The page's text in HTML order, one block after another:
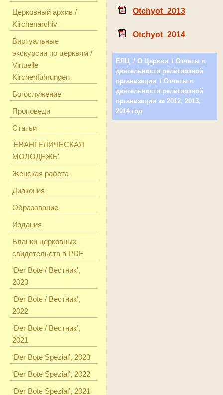
Церковный архив /
Kirchenarchiv
Виртуальные
экскурсии по церквям /
Virtuelle
Kirchenführungen
Богослужение
Проповеди
Статьи
'ЕВАНГЕЛИЧЕСКАЯ
МОЛОДЕЖЬ'
Женская работа
Диакония
Образование
Издания
Бланки церковных
свидетельств в PDF
'Der Bote / Вестник',
2023
'Der Bote / Вестник',
2022
'Der Bote / Вестник',
2021
'Der Bote Spezial', 2023
'Der Bote Spezial', 2022
'Der Bote Spezial', 2021
Otchyot_2013
Otchyot_2014
ЕЛЦ / О Церкви / Отчеты о
деятельности религиозной
организации / Отчеты о
деятельности религиозной
организации за 2012, 2013,
2014 год